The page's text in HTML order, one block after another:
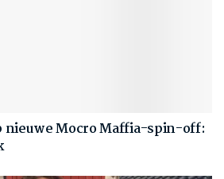
nieuwe Mocro Maffia-spin-off: